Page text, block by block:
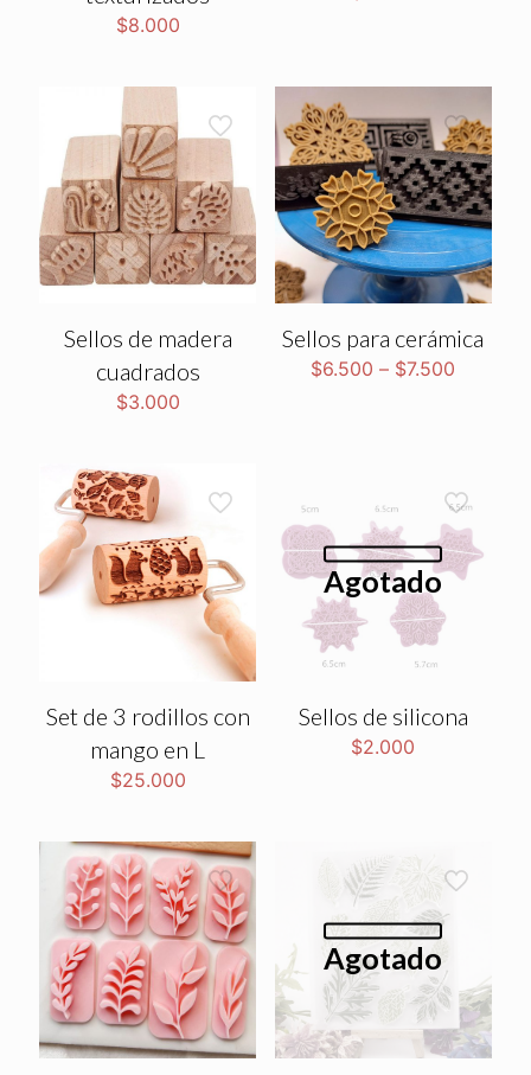
$8.000
Sellos de madera
cuadrados
$3.000
Sellos para cerámica
$6.500 – $7.500
Set de 3 rodillos con
mango en L
$25.000
Agotado
Sellos de silicona
$2.000
Agotado